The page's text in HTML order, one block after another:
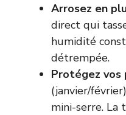
Arrosez en
direct qui
humidité
détrempée.
Protégez vos
(janvier/
mini-serre. La